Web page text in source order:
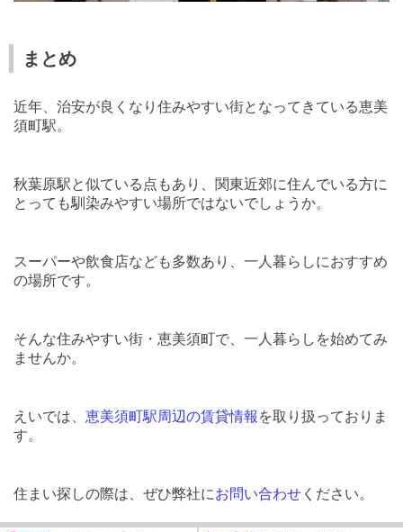
まとめ
近年、治安が良くなり住みやすい街となってきている恵美
須町駅。
秋葉原駅と似ている点もあり、関東近郊に住んでいる方に
とっても馴染みやすい場所ではないでしょうか。
スーパーや飲食店なども多数あり、一人暮らしにおすすめ
の場所です。
そんな住みやすい街・恵美須町で、一人暮らしを始めてみ
ませんか。
えいでは、 恵美須町駅周辺の賃貸情報 を取り扱っておりま
す。
住まい探しの際は、ぜひ弊社にお問い合わせ ください。